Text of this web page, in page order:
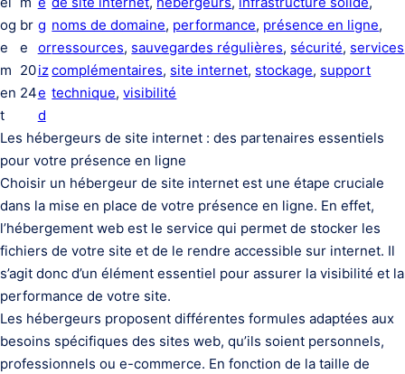
og
e
m
en
t
br
e
20
24
g
or
iz
e
d
noms de domaine, performance, présence en ligne
ressources, sauvegardes régulières, sécurité, services
complémentaires, site internet, stockage, support
technique, visibilité
Les hébergeurs de site internet : des partenaires essentiels
pour votre présence en ligne
Choisir un hébergeur de site internet est une étape cruciale
dans la mise en place de votre présence en ligne. En effet,
l’hébergement web est le service qui permet de stocker les
fichiers de votre site et de le rendre accessible sur internet. Il
s’agit donc d’un élément essentiel pour assurer la visibilité et la
performance de votre site.
Les hébergeurs proposent différentes formules adaptées aux
besoins spécifiques des sites web, qu’ils soient personnels,
professionnels ou e-commerce. En fonction de la taille de